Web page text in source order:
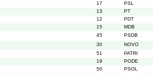
17 PSL
13 PT
12 PDT
15 MDB
45 PSDB
30 NOVO
51 PATRI
19 PODE
50 PSOL